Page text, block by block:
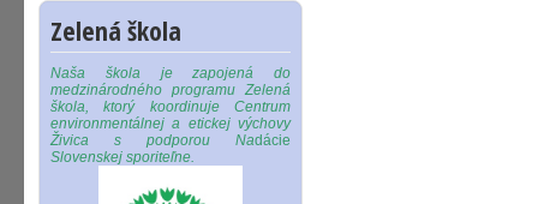
Zelená škola
Naša škola je zapojená do
medzinárodného programu Zelená
škola, ktorý koordinuje Centrum
environmentálnej a etickej výchovy
Živica s podporou Nadácie
Slovenskej sporiteľne.